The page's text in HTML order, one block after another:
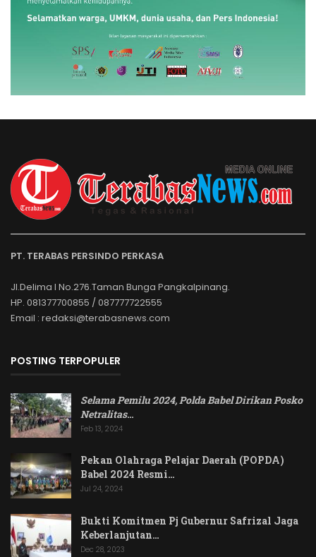
PT. TERABAS PERSINDO PERKASA
Jl.Delima I No.276.Taman Bunga Pangkalpinang.
HP. 081377700855 / 087777722555
Email : redaksi@terabasnews.com
POSTING TERPOPULER
Selama Pemilu 2024, Polda Babel Dirikan Posko
Netralitas…
Feb 13, 2024
Pekan Olahraga Pelajar Daerah (POPDA)
Babel 2024 Resmi…
Jul 24, 2024
Bukti Komitmen Pj Gubernur Safrizal Jaga
Keberlanjutan…
Dec 28, 2023